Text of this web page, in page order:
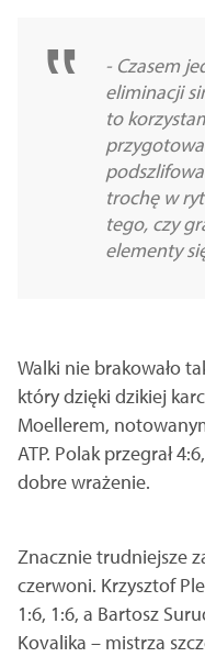
- Czasem
eliminacji
to
trochę w
tego, czy
elementy
Walki nie brakowało
który dzięki dzikiej
Moellerem,
ATP. Polak przegrał
dobre wrażenie.
Znacznie trudniejsze
czerwoni. Krzysztof
1:6, 1:6, a Bartosz
Kovalika – mistrza